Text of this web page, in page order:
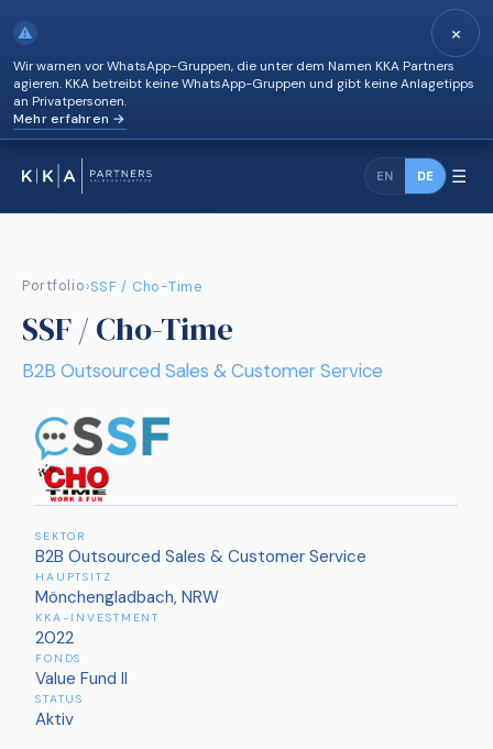
⚠
Wir warnen vor WhatsApp-Gruppen, die unter dem Namen KKA Partners
agieren. KKA betreibt keine WhatsApp-Gruppen und gibt keine Anlagetipps
an Privatpersonen.
Mehr erfahren →
×
EN DE ☰
Portfolio›SSF / Cho-Time
SSF / Cho-Time
B2B Outsourced Sales & Customer Service
SEKTOR
B2B Outsourced Sales & Customer Service
HAUPTSITZ
Mönchengladbach, NRW
KKA-INVESTMENT
2022
FONDS
Value Fund II
STATUS
Aktiv